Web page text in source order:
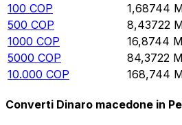
100 COP 1,68744
500 COP 8,43722
1000 COP 16,8744
5000 COP 84,3722
10.000 COP 168,744
Converti Dinaro macedone in